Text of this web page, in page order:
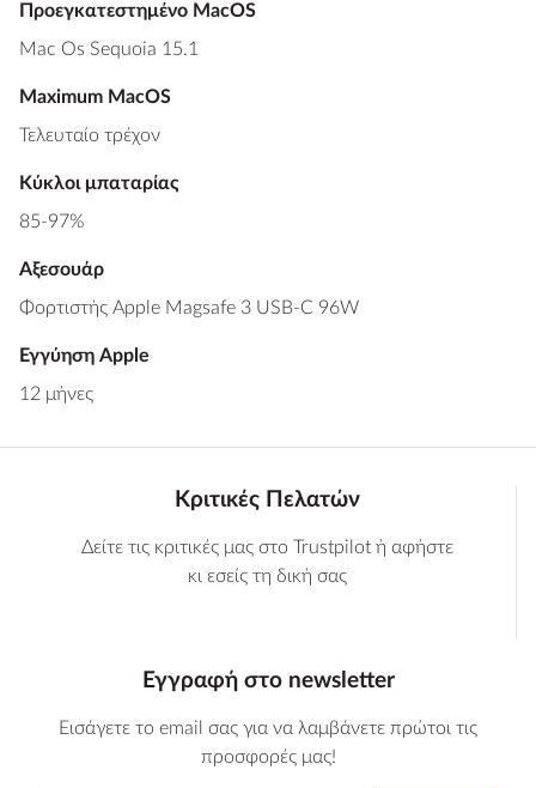
Προεγκατεστημένο MacOS
Mac Os Sequoia 15.1
Maximum MacOS
Τελευταίο τρέχον
Κύκλοι μπαταρίας
85-97%
Αξεσουάρ
Φορτιστής Apple Magsafe 3 USB-C 96W
Εγγύηση Apple
12 μήνες
Κριτικές Πελατών
Δείτε τις κριτικές μας στο Trustpilot ή αφήστε
κι εσείς τη δική σας
Εγγραφή στο newsletter
Εισάγετε το email σας για να λαμβάνετε πρώτοι τις
προσφορές μας!